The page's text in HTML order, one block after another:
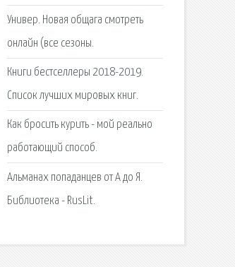
Универ. Новая общага смотреть
онлайн (все сезоны.
Книги бестселлеры 2018-2019.
Список лучших мировых книг.
Как бросить курить - мой реально
работающий способ.
Альманах попаданцев от А до Я.
Библиотека - RusLit.